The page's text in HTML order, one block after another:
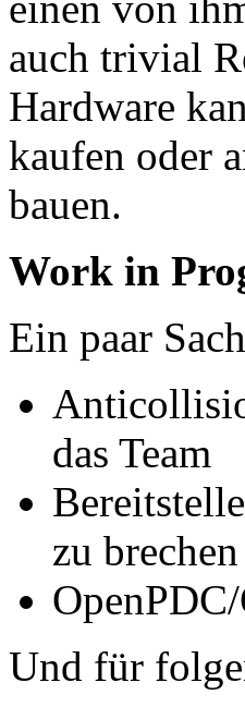
auch trivial
Hardware
kaufen oder
bauen.
Work in
Ein paar
das Team
zu brechen
Und für